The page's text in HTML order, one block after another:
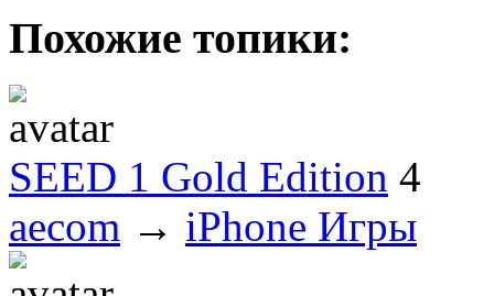
Похожие топики:
SEED 1 Gold Edition 4
aecom → iPhone Игры